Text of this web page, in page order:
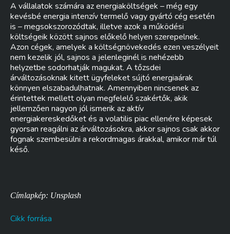
A vállalatok számára az energiaköltségek – még egy
kevésbé energia intenzív termelő vagy gyártó cég esetén
is – megsokszorozódtak, illetve azok a működési
költségeik között sajnos előkelő helyen szerepelnek.
Azon cégek, amelyek a költségnövekedés ezen veszélyeit
nem kezelik jól, sajnos a jelenleginél is nehézebb
helyzetbe sodorhatják magukat. A tőzsdei
árváltozásoknak kitett ügyfeleket sújtó energiaárak
könnyen elszabadulhatnak. Amennyiben nincsenek az
érintettek mellett olyan megfelelő szakértők, akik
jellemzően nagyon jól ismerik az aktív
energiakereskedőket és a volatilis piac ellenére képesek
gyorsan reagálni az árváltozásokra, akkor sajnos csak akkor
fognak szembesülni a rekordmagas árakkal, amikor már túl
késő.
Címlapkép: Unsplash
Cikk forrása